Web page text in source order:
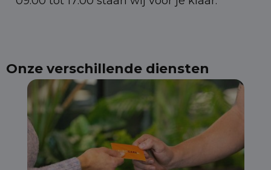
Onze verschillende diensten